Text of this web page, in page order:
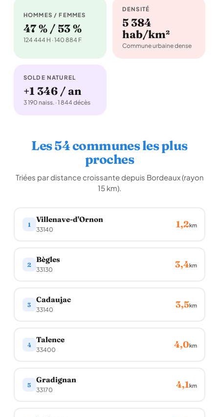
HOMMES / FEMMES
47 % / 53 %
124 444 H · 140 884 F
DENSITÉ
5 384
hab/km²
Commune urbaine dense
SOLDE NATUREL
+1 346 / an
3 190 naiss. · 1 844 décès
Les 54 communes les plus
proches
Triées par distance croissante depuis Bordeaux (rayon
15 km).
1
Villenave-d'Ornon
33140 1,2km
2
Bègles
33130 3,4km
3
Cadaujac
33140 3,5km
4
Talence
33400 4,0km
5
Gradignan
33170 4,1km